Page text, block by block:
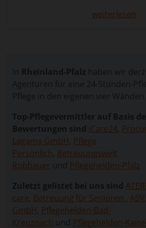
kann hier die ideale Lösung
Über unser Vergleichsportal
Vermittlungsagenturen aus
können Sie einfach und schnell
vergleichen und die beste
Familie finden.
Vorteile einer 24-
Betreuung
Die24 Stunden Betreuung
weiterlesen
Rheinland-Pfalz haben wir
Agenturen für eine 24-Stunden-
Pflege in den eigenen vier Wänden
Top-Pflegevermittler auf Basis
Bewertungen sind iCare24
Lagama GmbH Pflege
Persönlich Betreuungswelt
Robbauer und Pflegehelden-Pfalz
Zuletzt gelistet bei uns sind
care Betreuung für Senioren
GmbH Pflegehelden-Bad-
Kreuznach und Pflegehelden-